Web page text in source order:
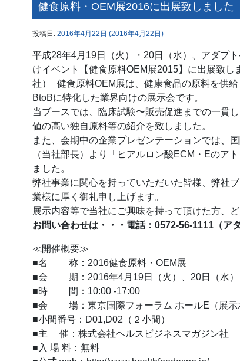
健食原料・OEM展2016に出展致しました
投稿日: 2016年4月22日 (2016年4月22日)
平成28年4月19日（火）・20日（水）、アダプ
けイベント【健食原料OEM展2015】に出展致
社） 健食原料OEM展は、健康食品の原料を供
BtoBに特化した業界向けの展示会です。
当ブースでは、臨床試験〜販売促進までの一貫
値の高い独自原料等の紹介を致しました。
また、会期中の企業プレゼンテーションでは、
（当社部長）より「ヒアルロン酸ECM・Eのア
ました。
弊社事業に関心を持っていただいた皆様、弊社
業様に厚く御礼申し上げます。
展示内容等で当社にご興味を持って頂けた方、
お問い合わせは・・・電話：0572-56-1111（ア
≪開催概要≫
■名 称：2016健食原料・OEM展
■会 期：2016年4月19日（火）、20日（水）
■時 間：10:00 -17:00
■会 場：東京国際フォーラム ホールE（展示
■小間番号：D01,D02（２小間）
■主 催：株式会社ヘルスビジネスマガジン社
■入 場 料：無料